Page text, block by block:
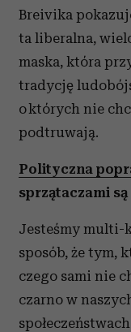
Breivika
ta liberalna,
maska, która
tradycję
o których nie
podtruwają.
Polityczna
sprzątaczami
Jesteśmy multi-
sposób, że tym,
czego sami nie
czarno w